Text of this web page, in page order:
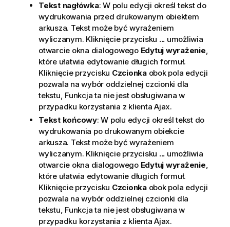
Tekst nagłówka: W polu edycji określ tekst do
wydrukowania przed drukowanym obiektem
arkusza. Tekst może być wyrażeniem
wyliczanym. Kliknięcie przycisku ... umożliwia
otwarcie okna dialogowego Edytuj wyrażenie,
które ułatwia edytowanie długich formuł.
Kliknięcie przycisku Czcionkaobok pola edycji
pozwala na wybór oddzielnej czcionki dla
tekstu, Funkcja ta nie jest obsługiwana w
przypadku korzystania z klienta Ajax.
Tekst końcowy: W polu edycji określ tekst do
wydrukowania po drukowanym obiekcie
arkusza. Tekst może być wyrażeniem
wyliczanym. Kliknięcie przycisku ... umożliwia
otwarcie okna dialogowego Edytuj wyrażenie,
które ułatwia edytowanie długich formuł.
Kliknięcie przycisku Czcionkaobok pola edycji
pozwala na wybór oddzielnej czcionki dla
tekstu, Funkcja ta nie jest obsługiwana w
przypadku korzystania z klienta Ajax.